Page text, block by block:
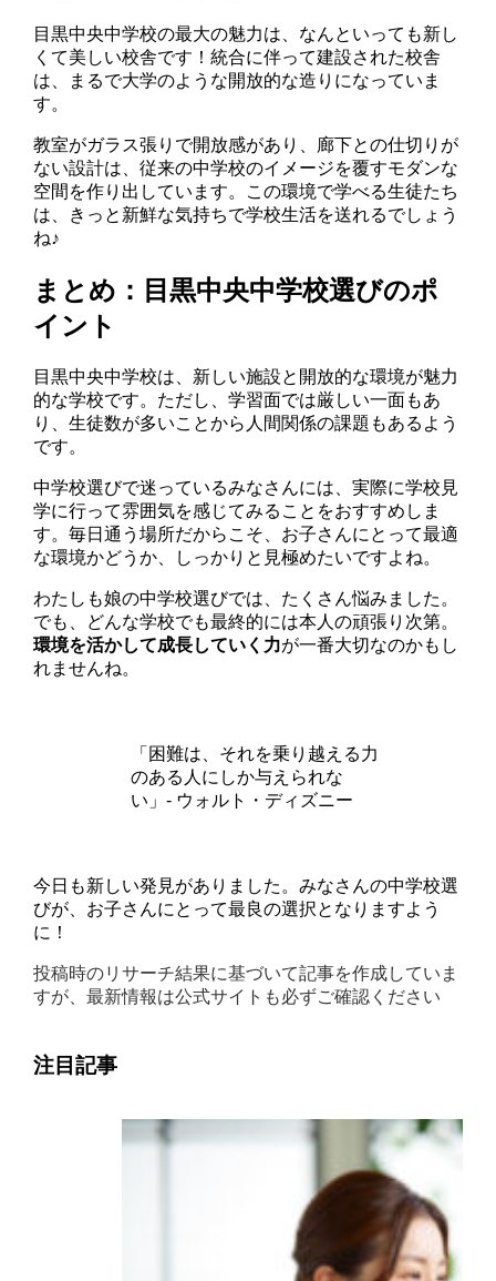
目黒中央中学校の最大の魅力は、なんといっても新し
くて美しい校舎です！統合に伴って建設された校舎
は、まるで大学のような開放的な造りになっていま
す。
教室がガラス張りで開放感があり、廊下との仕切りが
ない設計は、従来の中学校のイメージを覆すモダンな
空間を作り出しています。この環境で学べる生徒たち
は、きっと新鮮な気持ちで学校生活を送れるでしょう
ね♪
まとめ：目黒中央中学校選びのポ
イント
目黒中央中学校は、新しい施設と開放的な環境が魅力
的な学校です。ただし、学習面では厳しい一面もあ
り、生徒数が多いことから人間関係の課題もあるよう
です。
中学校選びで迷っているみなさんには、実際に学校見
学に行って雰囲気を感じてみることをおすすめしま
す。毎日通う場所だからこそ、お子さんにとって最適
な環境かどうか、しっかりと見極めたいですよね。
わたしも娘の中学校選びでは、たくさん悩みました。
でも、どんな学校でも最終的には本人の頑張り次第。
環境を活かして成長していく力が一番大切なのかもし
れませんね。
「困難は、それを乗り越える力
のある人にしか与えられな
い」- ウォルト・ディズニー
今日も新しい発見がありました。みなさんの中学校選
びが、お子さんにとって最良の選択となりますよう
に！
投稿時のリサーチ結果に基づいて記事を作成していま
すが、最新情報は公式サイトも必ずご確認ください
注目記事